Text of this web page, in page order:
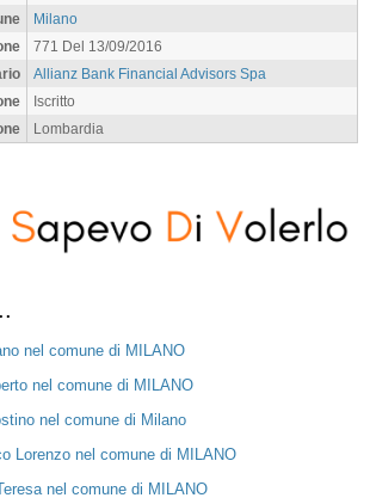
Milano
771 Del 13/09/2016
Allianz Bank Financial Advisors Spa
Iscritto
Lombardia
nel comune di MILANO
nel comune di MILANO
nel comune di Milano
Lorenzo nel comune di MILANO
nel comune di MILANO